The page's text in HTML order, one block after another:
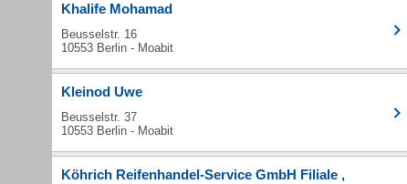
Khalife Mohamad
Beusselstr. 16
10553 Berlin - Moabit
Kleinod Uwe
Beusselstr. 37
10553 Berlin - Moabit
Köhrich Reifenhandel-Service GmbH Filiale ,